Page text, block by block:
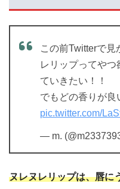
この前Twitterで見
レリップってや
ていきたい！！
でもどの香りが良
pic.twitter.com/
— m.
ヌレヌレリップは、唇に